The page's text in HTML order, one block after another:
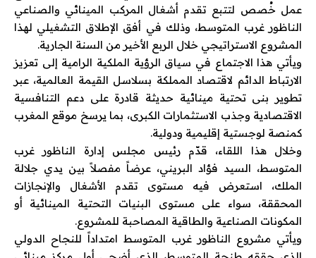
عمل خُصص لتتبع تقدم أشغال المركب المينائي والصناعي
الناظور غرب المتوسط، وذلك في أفق الإطلاق التشغيلي لهذا
المشروع الاستراتيجي خلال الربع الأخير من السنة الجارية.
ويأتي هذا الاجتماع في سياق الرؤية الملكية الرامية إلى تعزيز
الارتباط الدائم لاقتصاد المملكة بسلاسل القيمة العالمية، عبر
تطوير بنى تحتية مينائية حديثة قادرة على دعم التنافسية
الاقتصادية وجذب الاستثمارات الكبرى، بما يرسخ موقع المغرب
كمنصة لوجستية إقليمية ودولية.
وخلال هذا اللقاء، قدّم رئيس مجلس إدارة الناظور غرب
المتوسط، السيد فؤاد البريني، عرضاً مفصلاً بين يدي جلالة
الملك، استعرض فيه مستوى تقدم الأشغال والإنجازات
المحققة، سواء على مستوى البنيات التحتية المينائية أو
المكونات الصناعية والطاقية المصاحبة للمشروع.
ويأتي مشروع الناظور غرب المتوسط امتداداً للنجاح الدولي